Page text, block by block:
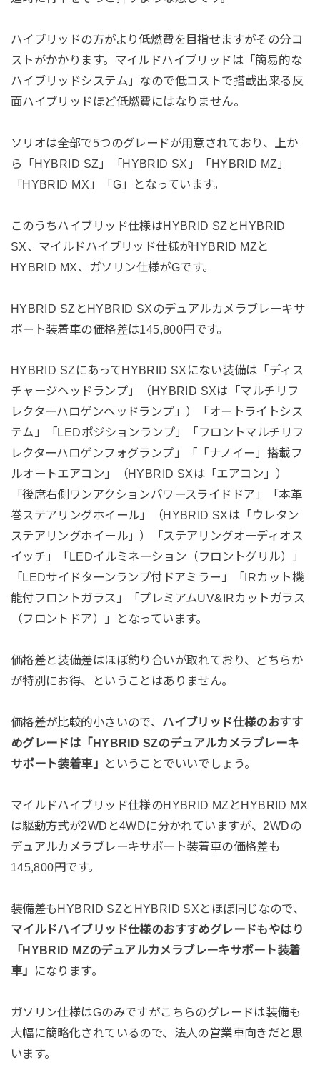
ハイブリッドの方がより低燃費を目指せますがその分コ
ストがかかります。マイルドハイブリッドは「簡易的な
ハイブリッドシステム」なので低コストで搭載出来る反
面ハイブリッドほど低燃費にはなりません。
ソリオは全部で5つのグレードが用意されており、上か
ら「HYBRID SZ」「HYBRID SX」「HYBRID MZ」
「HYBRID MX」「G」となっています。
このうちハイブリッド仕様はHYBRID SZとHYBRID
SX、マイルドハイブリッド仕様がHYBRID MZと
HYBRID MX、ガソリン仕様がGです。
HYBRID SZとHYBRID SXのデュアルカメラブレーキサ
ポート装着車の価格差は145,800円です。
HYBRID SZにあってHYBRID SXにない装備は「ディス
チャージヘッドランプ」（HYBRID SXは「マルチリフ
レクターハロゲンヘッドランプ」）「オートライトシス
テム」「LEDポジションランプ」「フロントマルチリフ
レクターハロゲンフォグランプ」「「ナノイー」搭載フ
ルオートエアコン」（HYBRID SXは「エアコン」）
「後席右側ワンアクションパワースライドドア」「本革
巻ステアリングホイール」（HYBRID SXは「ウレタン
ステアリングホイール」）「ステアリングオーディオス
イッチ」「LEDイルミネーション（フロントグリル）」
「LEDサイドターンランプ付ドアミラー」「IRカット機
能付フロントガラス」「プレミアムUV&IRカットガラス
（フロントドア）」となっています。
価格差と装備差はほぼ釣り合いが取れており、どちらか
が特別にお得、ということはありません。
価格差が比較的小さいので、 ハイブリッド仕様のおすす
めグレードは「HYBRID SZのデュアルカメラブレーキ
サポート装着車」
ということでいいでしょう。
マイルドハイブリッド仕様のHYBRID MZとHYBRID MX
は駆動方式が2WDと4WDに分かれていますが、2WDの
デュアルカメラブレーキサポート装着車の価格差も
145,800円です。
装備差もHYBRID SZとHYBRID SXとほぼ同じなので、
マイルドハイブリッド仕様のおすすめグレードもやはり
「HYBRID MZのデュアルカメラブレーキサポート装着
車」
になります。
ガソリン仕様はGのみですがこちらのグレードは装備も
大幅に簡略化されているので、法人の営業車向きだと思
います。